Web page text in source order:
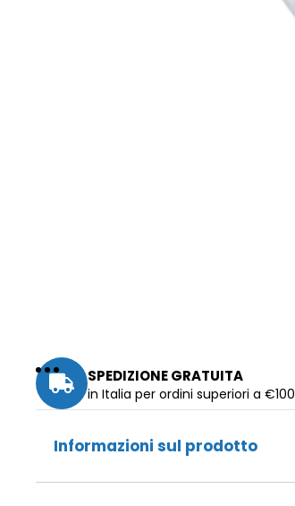
SPEDIZIONE GRATUITA
in Italia per ordini superiori a €100
Informazioni sul prodotto